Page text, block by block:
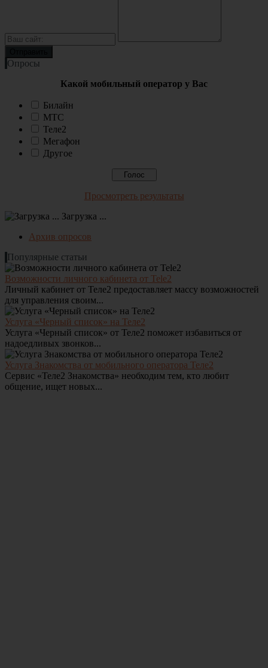
Опросы
Какой мобильный оператор у Вас
Билайн
МТС
Теле2
Мегафон
Другое
Просмотреть результаты
Загрузка ...
Архив опросов
Популярные статьи
Возможности личного кабинета от Tele2
Личный кабинет от Теле2 предоставляет массу возможностей
для управления своим...
Услуга «Черный список» на Теле2
Услуга «Черный список» от Теле2 поможет избавиться от
надоедливых звонков...
Услуга Знакомства от мобильного оператора Теле2
Сервис «Теле2 Знакомства» необходим тем, кто любит
общение, ищет новых...